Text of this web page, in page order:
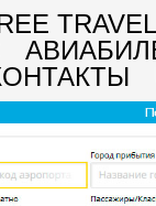
TRAVEL